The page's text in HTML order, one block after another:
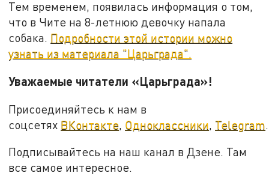
Тем временем, появилась информация о том,
что в Чите на 8-летнюю девочку напала
собака. Подробности этой истории можно
узнать из материала "Царьграда".
Уважаемые читатели «Царьграда»!
Присоединяйтесь к нам в
соцсетях ВКонтакте Одноклассники Telegram
Подписывайтесь на наш канал в Дзене. Там
все самое интересное.